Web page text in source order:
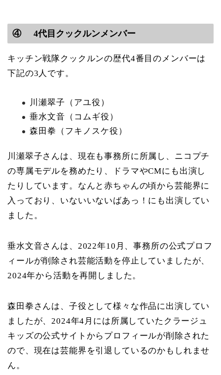
④ 4代目クックルンメンバー
キッチン戦隊クックルンの歴代4番目のメンバーは
下記の3人です。
川瀬翠子（アユ役）
垂水文音（コムギ役）
森田拳（フキノスケ役）
川瀬翠子さんは、現在も事務所に所属し、ニコプチ
の専属モデルを務めたり、ドラマやCMにも出演し
たりしています。なんと赤ちゃんの頃から芸能界に
入っており、いないいないばあっ！にも出演してい
ました。
垂水文音さんは、2022年10月、事務所の公式プロフ
ィールが削除され芸能活動を停止していましたが、
2024年から活動を再開しました。
森田拳さんは、子役として様々な作品に出演してい
ましたが、2024年4月には所属していたクラージュ
キッズの公式サイトからプロフィールが削除された
ので、現在は芸能界を引退しているのかもしれませ
ん。